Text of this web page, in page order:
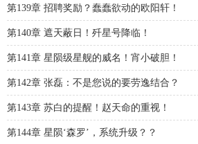
第139章 招聘奖励？蠢蠢欲动的欧阳轩！
第140章 遮天蔽日！歼星号降临！
第141章 星陨级星舰的威名！宵小破胆！
第142章 张磊：不是您说的要劳逸结合？
第143章 苏白的提醒！赵天命的重视！
第144章 星陨‘森罗’，系统升级？？